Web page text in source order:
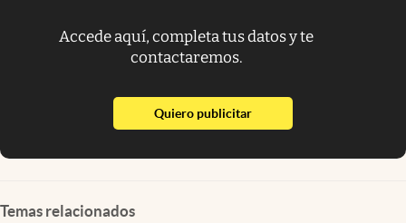
Accede aquí, completa tus datos y te
contactaremos.
Quiero publicitarabre en nueva pestaña
Temas relacionados